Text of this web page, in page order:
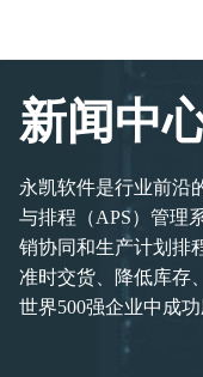
新闻中
永凯软件是行业前沿
与排程（APS）管理
销协同和生产计划排
准时交货、降低库存
世界500强企业中成功